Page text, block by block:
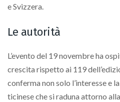
e Svizzera.
Le autorità
L’evento del 19 novembre ha
crescita rispetto ai 119
conferma non solo l’interesse e
ticinese che si raduna attorno